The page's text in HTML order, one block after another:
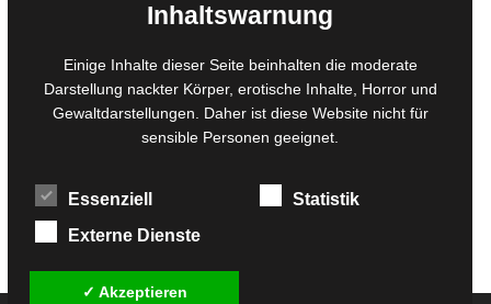
Foto- und Bildbearbeitung
Fotorestauration
Creative Artwork
MPS Fotografie
WordPress Support
Inhaltswarnung
Einige Inhalte dieser Seite beinhalten die moderate
Darstellung nackter Körper, erotische Inhalte, Horror und
Gewaltdarstellungen. Daher ist diese Website nicht für
sensible Personen geeignet.
Essenziell
Statistik
Externe Dienste
✓ Akzeptieren